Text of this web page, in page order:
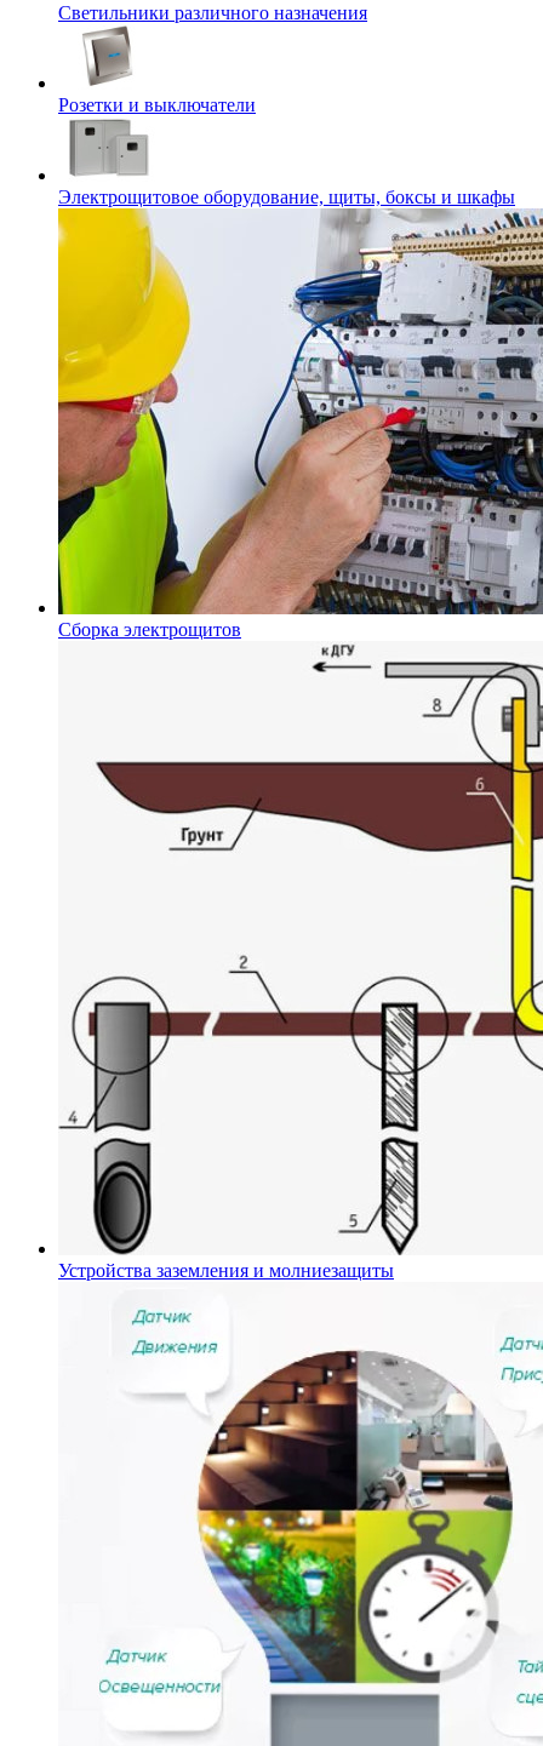
Светильники различного назначения
Розетки и выключатели
Электрощитовое оборудование, щиты, боксы и шкафы
Сборка электрощитов
Устройства заземления и молниезащиты